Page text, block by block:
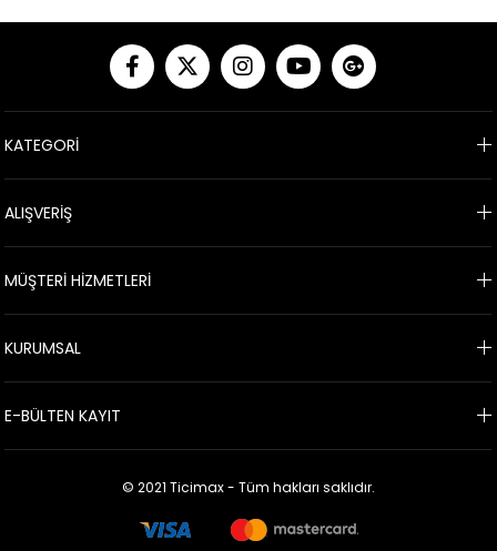
KATEGORİ
ALIŞVERİŞ
MÜŞTERİ HİZMETLERİ
KURUMSAL
E-BÜLTEN KAYIT
© 2021 Ticimax - Tüm hakları saklıdır.